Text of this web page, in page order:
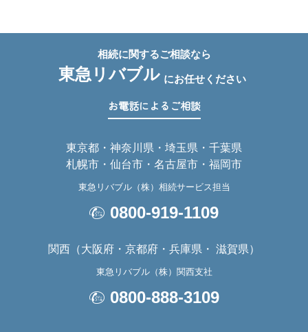
相続に関するご相談なら
東急 リバブル にお任せ く ださい
お電話によ る ご相談
東京都・神奈川県・埼玉県・千葉県
札幌市・仙台市・名古屋市・福岡市
東急リバブル（株）相続サービス担当
0800-919-1109
関西（大阪府・京都府・兵庫県・ 滋賀県）
東急リバブル（株）関西支社
0800-888-3109